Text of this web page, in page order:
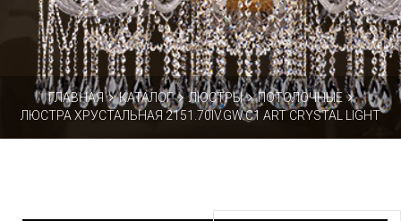
ГЛАВНАЯ КАТАЛОГ ЛЮСТРЫ
ПОТОЛОЧНЫЕ
ЛЮСТРА ХРУСТАЛЬНАЯ 2151.70IV.GW.C1 ART CRYSTAL LIGHT